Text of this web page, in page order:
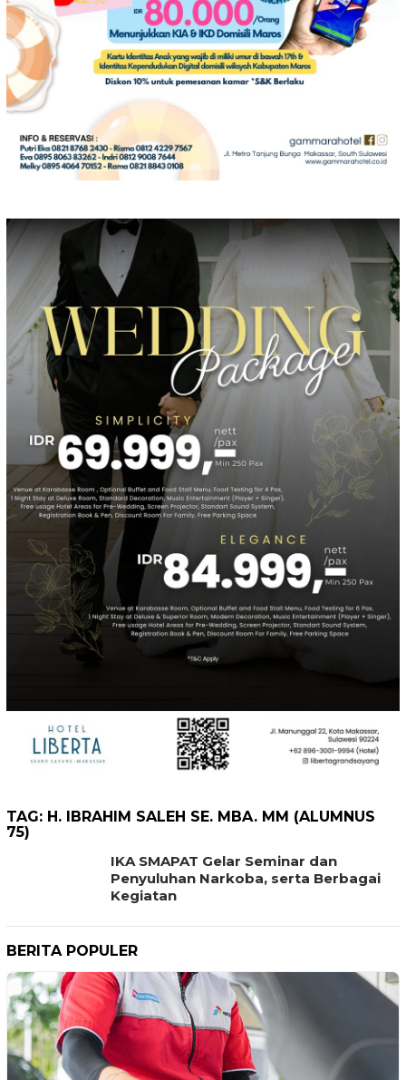
TAG: H. IBRAHIM SALEH SE. MBA. MM (ALUMNUS
75)
IKA SMAPAT Gelar Seminar dan
Penyuluhan Narkoba, serta Berbagai
Kegiatan
BERITA POPULER